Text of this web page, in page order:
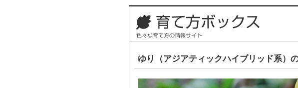
ゆり（アジアティックハイブリッド系）